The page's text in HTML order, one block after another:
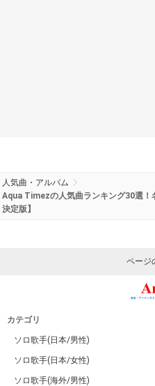
人気曲・アルバム
Aqua Timezの人気曲ランキング30選！
決定版】
ページ
カテゴリ
ソロ歌手(日本/男性)
ソロ歌手(日本/女性)
ソロ歌手(海外/男性)